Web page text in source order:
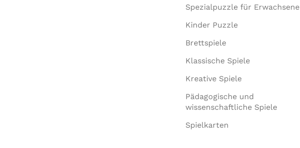
Spezialpuzzle für Erwachsene
Kinder Puzzle
Brettspiele
Klassische Spiele
Kreative Spiele
Pädagogische und
wissenschaftliche Spiele
Spielkarten